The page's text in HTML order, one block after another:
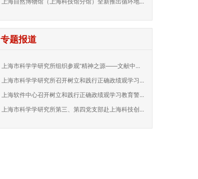
专题报道
上海市科学学研究所组织参观“精神之源——文献中...
上海市科学学研究所召开树立和践行正确政绩观学习...
上海软件中心召开树立和践行正确政绩观学习教育警...
上海市科学学研究所第三、第四党支部赴上海科技创...